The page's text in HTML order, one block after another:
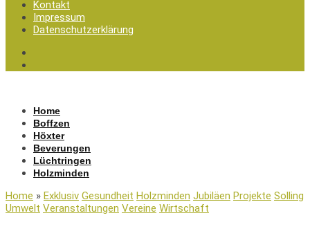
Kontakt
Impressum
Datenschutzerklärung
Home
Boffzen
Höxter
Beverungen
Lüchtringen
Holzminden
Home » Exklusiv Gesundheit Holzminden Jubiläen Projekte Solling
Umwelt Veranstaltungen Vereine Wirtschaft